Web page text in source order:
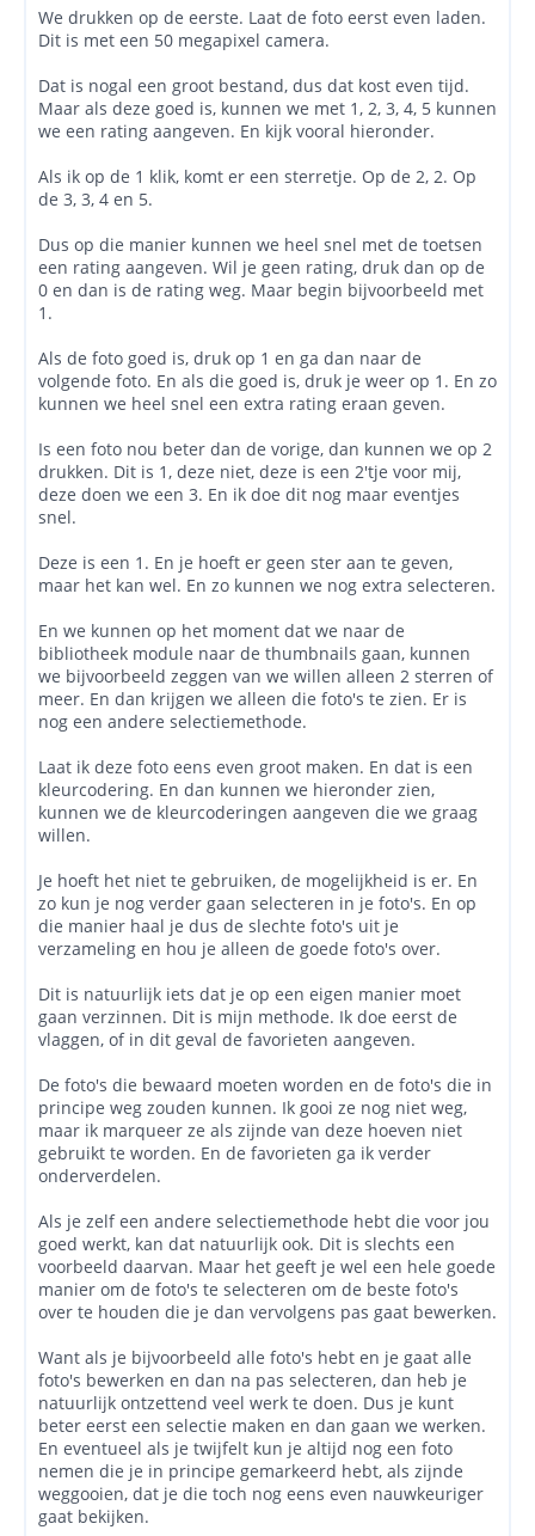
We drukken op de eerste. Laat de foto eerst even laden.
Dit is met een 50 megapixel camera.
Dat is nogal een groot bestand, dus dat kost even tijd.
Maar als deze goed is, kunnen we met 1, 2, 3, 4, 5 kunnen
we een rating aangeven. En kijk vooral hieronder.
Als ik op de 1 klik, komt er een sterretje. Op de 2, 2. Op
de 3, 3, 4 en 5.
Dus op die manier kunnen we heel snel met de toetsen
een rating aangeven. Wil je geen rating, druk dan op de
0 en dan is de rating weg. Maar begin bijvoorbeeld met
1.
Als de foto goed is, druk op 1 en ga dan naar de
volgende foto. En als die goed is, druk je weer op 1. En zo
kunnen we heel snel een extra rating eraan geven.
Is een foto nou beter dan de vorige, dan kunnen we op 2
drukken. Dit is 1, deze niet, deze is een 2'tje voor mij,
deze doen we een 3. En ik doe dit nog maar eventjes
snel.
Deze is een 1. En je hoeft er geen ster aan te geven,
maar het kan wel. En zo kunnen we nog extra selecteren.
En we kunnen op het moment dat we naar de
bibliotheek module naar de thumbnails gaan, kunnen
we bijvoorbeeld zeggen van we willen alleen 2 sterren of
meer. En dan krijgen we alleen die foto's te zien. Er is
nog een andere selectiemethode.
Laat ik deze foto eens even groot maken. En dat is een
kleurcodering. En dan kunnen we hieronder zien,
kunnen we de kleurcoderingen aangeven die we graag
willen.
Je hoeft het niet te gebruiken, de mogelijkheid is er. En
zo kun je nog verder gaan selecteren in je foto's. En op
die manier haal je dus de slechte foto's uit je
verzameling en hou je alleen de goede foto's over.
Dit is natuurlijk iets dat je op een eigen manier moet
gaan verzinnen. Dit is mijn methode. Ik doe eerst de
vlaggen, of in dit geval de favorieten aangeven.
De foto's die bewaard moeten worden en de foto's die in
principe weg zouden kunnen. Ik gooi ze nog niet weg,
maar ik marqueer ze als zijnde van deze hoeven niet
gebruikt te worden. En de favorieten ga ik verder
onderverdelen.
Als je zelf een andere selectiemethode hebt die voor jou
goed werkt, kan dat natuurlijk ook. Dit is slechts een
voorbeeld daarvan. Maar het geeft je wel een hele goede
manier om de foto's te selecteren om de beste foto's
over te houden die je dan vervolgens pas gaat bewerken.
Want als je bijvoorbeeld alle foto's hebt en je gaat alle
foto's bewerken en dan na pas selecteren, dan heb je
natuurlijk ontzettend veel werk te doen. Dus je kunt
beter eerst een selectie maken en dan gaan we werken.
En eventueel als je twijfelt kun je altijd nog een foto
nemen die je in principe gemarkeerd hebt, als zijnde
weggooien, dat je die toch nog eens even nauwkeuriger
gaat bekijken.